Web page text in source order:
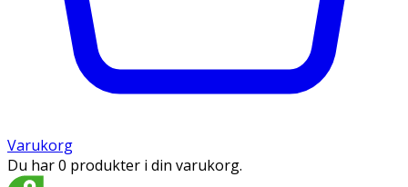
Varukorg
Du har 0 produkter i din varukorg.